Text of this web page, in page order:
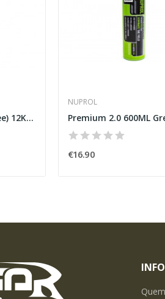
Green Gas (Silicone Free) 12KG Puff Dino
NUPROL
€16.90